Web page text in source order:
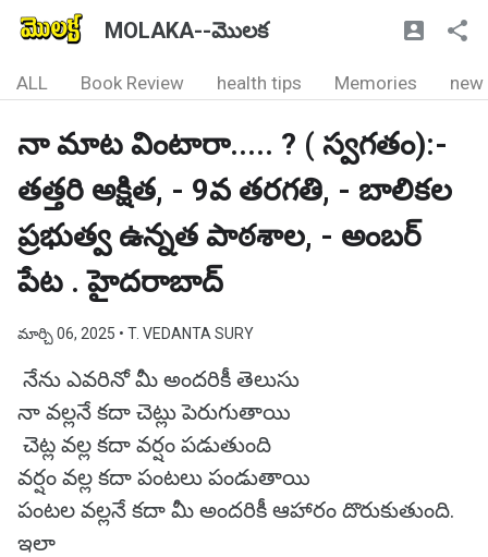
MOLAKA--మొలక
ALL Book Review health tips Memories new
నా మాట వింటారా..... ? ( స్వగతం):-
తత్తరి అక్షిత, - 9వ తరగతి, - బాలికల
ప్రభుత్వ ఉన్నత పాఠశాల, - అంబర్
పేట . హైదరాబాద్
మార్చి 06, 2025 • T. VEDANTA SURY
నేను ఎవరినో మీ అందరికీ తెలుసు
నా వల్లనే కదా చెట్లు పెరుగుతాయి
చెట్ల వల్ల కదా వర్షం పడుతుంది
వర్షం వల్ల కదా పంటలు పండుతాయి
పంటల వల్లనే కదా మీ అందరికీ ఆహారం దొరుకుతుంది.
ఇలా